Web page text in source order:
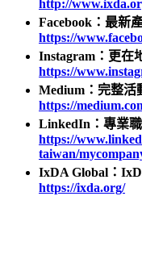
http://
Facebook：最新
https://
Instagram：更在
https://
Medium：完整活
https://
LinkedIn：專業
https://
taiwan/
IxDA Global：
https://ixda.org/